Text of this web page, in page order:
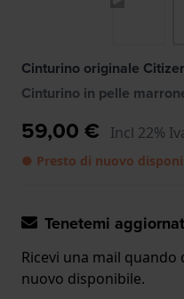
Cinturino originale
Cinturino in pelle
59,00 € Incl 22%
● Presto di nuovo
Tenetemi
Ricevi una mail
nuovo disponibile.